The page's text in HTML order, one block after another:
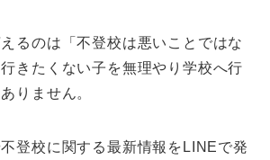
るのは「不登校は悪いことではな
きたくない子を無理やり学校へ行
りません。
登校に関する最新情報をLINEで発